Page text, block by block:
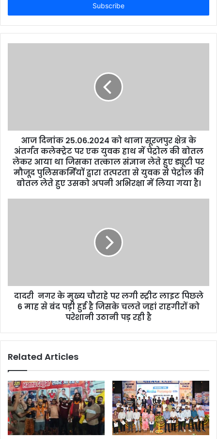
आज दिनांक 25.06.2024 को थाना सूरजपुर क्षेत्र के
अंतर्गत कलेक्ट्रेट पर एक युवक हाथ में पेट्रोल की बोतल
लेकर आया था जिसका तत्काल संज्ञान लेते हुए ड्यूटी पर
मौजूद पुलिसकर्मियों द्वारा तत्परता से युवक से पेट्रोल की
बोतल लेते हुए उसको अपनी अभिरक्षा में लिया गया है।
दादरी नगर के मुख्य चौराहे पर लगी स्ट्रीट लाइट पिछले
6 माह से बंद पड़ी हुई है जिसके चलते जहां राहगीरों को
परेशानी उठानी पड़ रही है
Related Articles